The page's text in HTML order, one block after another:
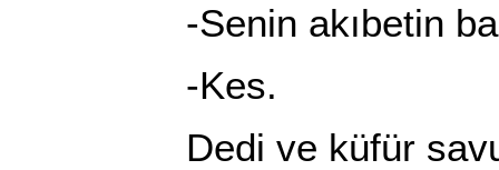
-Senin akıbetin
-Kes.
Dedi ve küfür